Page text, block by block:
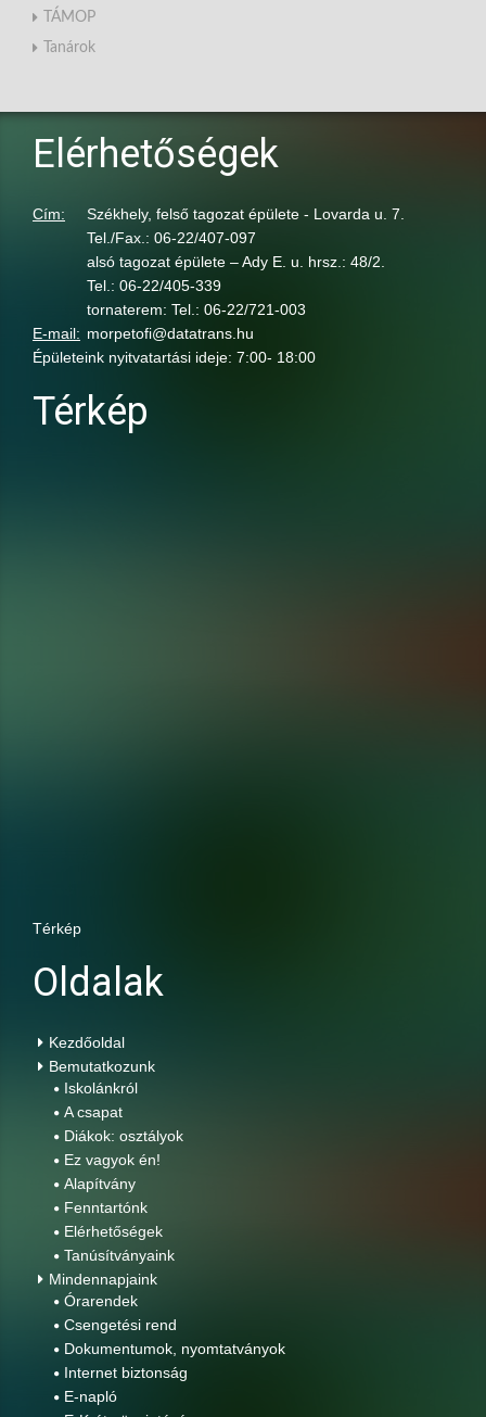
TÁMOP
Tanárok
Elérhetőségek
Cím:
Székhely, felső tagozat épülete - Lovarda u. 7.
Tel./Fax.: 06-22/407-097
alsó tagozat épülete – Ady E. u. hrsz.: 48/2.
Tel.: 06-22/405-339
tornaterem: Tel.: 06-22/721-003
E-mail: morpetofi@datatrans.hu
Épületeink nyitvatartási ideje: 7:00- 18:00
Térkép
Térkép
Oldalak
Kezdőoldal
Bemutatkozunk
Iskolánkról
A csapat
Diákok: osztályok
Ez vagyok én!
Alapítvány
Fenntartónk
Elérhetőségek
Tanúsítványaink
Mindennapjaink
Órarendek
Csengetési rend
Dokumentumok, nyomtatványok
Internet biztonság
E-napló